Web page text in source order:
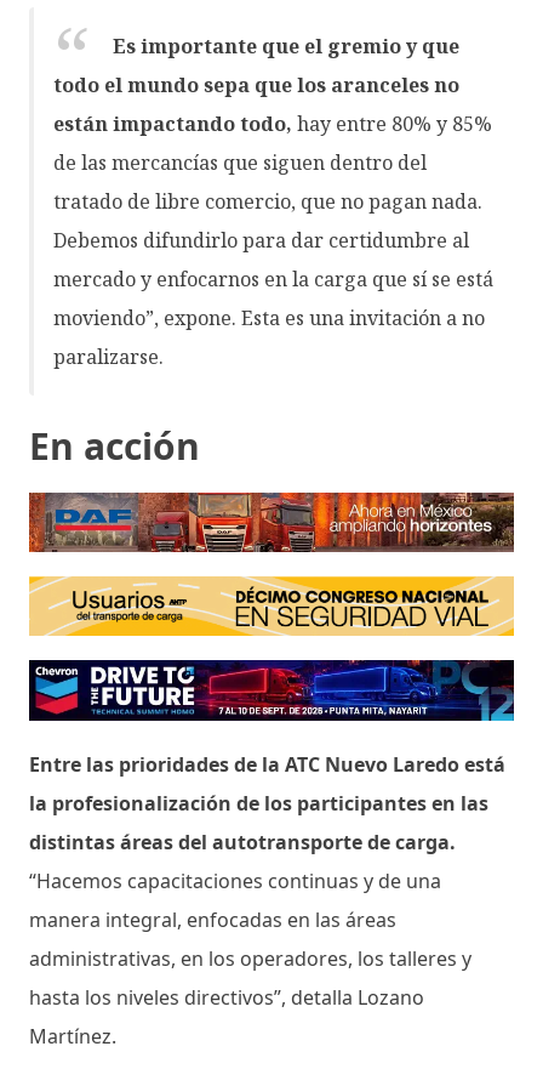
Es importante que el gremio y que
todo el mundo sepa que los aranceles no
están impactando todo, hay entre 80% y 85%
de las mercancías que siguen dentro del
tratado de libre comercio, que no pagan nada.
Debemos difundirlo para dar certidumbre al
mercado y enfocarnos en la carga que sí se está
moviendo”, expone. Esta es una invitación a no
paralizarse.
En acción
Entre las prioridades de la ATC Nuevo Laredo está
la profesionalización de los participantes en las
distintas áreas del autotransporte de carga.
“Hacemos capacitaciones continuas y de una
manera integral, enfocadas en las áreas
administrativas, en los operadores, los talleres y
hasta los niveles directivos”, detalla Lozano
Martínez.